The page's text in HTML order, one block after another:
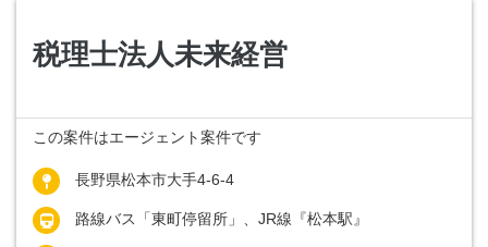
税理士法人未来経営
この案件はエージェント案件です
長野県松本市大手4-6-4
路線バス「東町停留所」、JR線『松本駅』